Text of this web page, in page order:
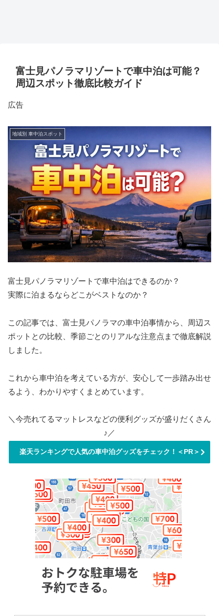
富士見パノラマリゾートで車中泊は可能？
周辺スポット徹底比較ガイド
広告
地域別 車中泊スポット
富士見パノラマリゾートで車中泊はできるのか？
実際に泊まるならどこがベストなのか？
この記事では、富士見パノラマの車中泊事情から、周辺ス
ポットとの比較、季節ごとのリアルな注意点まで徹底解説
しました。
これから車中泊を考えている方が、安心して一歩踏み出せ
るよう、わかりやすくまとめています。
＼今売れてるマットレスなどの便利グッズが盛りだくさん
♪／
楽天ランキングで人気の車中泊グッズをチェック！＜PR＞